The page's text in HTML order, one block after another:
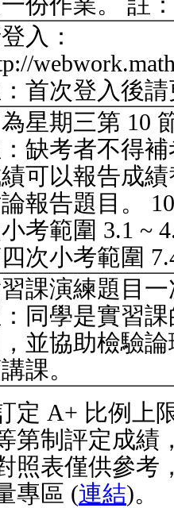
入：
首次登入後
星期三第 10
缺考者不得
可以報告成
報告題目。
考範圍 3.1 ~
次小考範圍
課演練題目
同學是實習
並協助檢驗
課。
定 A+ 比例上
第制評定成績
照表僅供參考
專區 (連結)。